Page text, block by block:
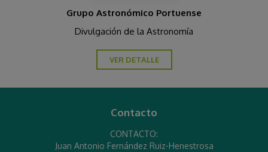
Grupo Astronómico Portuense
Divulgación de la Astronomía
VER DETALLE
Contacto
CONTACTO:
Juan Antonio Fernández Ruiz-Henestrosa